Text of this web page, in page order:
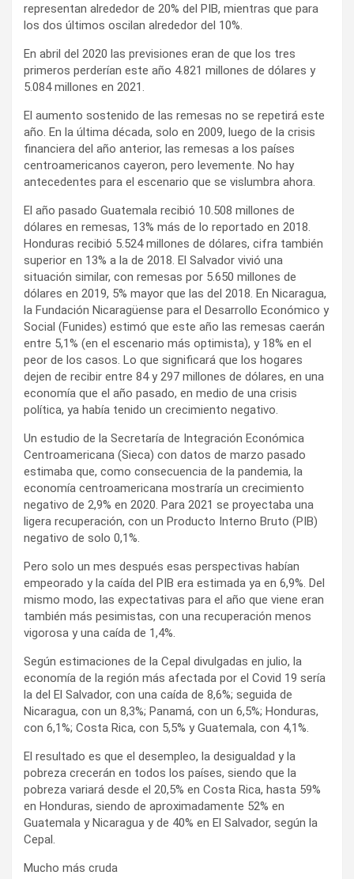
representan alrededor de 20% del PIB, mientras que para
los dos últimos oscilan alrededor del 10%.
En abril del 2020 las previsiones eran de que los tres
primeros perderían este año 4.821 millones de dólares y
5.084 millones en 2021.
El aumento sostenido de las remesas no se repetirá este
año. En la última década, solo en 2009, luego de la crisis
financiera del año anterior, las remesas a los países
centroamericanos cayeron, pero levemente. No hay
antecedentes para el escenario que se vislumbra ahora.
El año pasado Guatemala recibió 10.508 millones de
dólares en remesas, 13% más de lo reportado en 2018.
Honduras recibió 5.524 millones de dólares, cifra también
superior en 13% a la de 2018. El Salvador vivió una
situación similar, con remesas por 5.650 millones de
dólares en 2019, 5% mayor que las del 2018. En Nicaragua,
la Fundación Nicaragüense para el Desarrollo Económico y
Social (Funides) estimó que este año las remesas caerán
entre 5,1% (en el escenario más optimista), y 18% en el
peor de los casos. Lo que significará que los hogares
dejen de recibir entre 84 y 297 millones de dólares, en una
economía que el año pasado, en medio de una crisis
política, ya había tenido un crecimiento negativo.
Un estudio de la Secretaría de Integración Económica
Centroamericana (Sieca) con datos de marzo pasado
estimaba que, como consecuencia de la pandemia, la
economía centroamericana mostraría un crecimiento
negativo de 2,9% en 2020. Para 2021 se proyectaba una
ligera recuperación, con un Producto Interno Bruto (PIB)
negativo de solo 0,1%.
Pero solo un mes después esas perspectivas habían
empeorado y la caída del PIB era estimada ya en 6,9%. Del
mismo modo, las expectativas para el año que viene eran
también más pesimistas, con una recuperación menos
vigorosa y una caída de 1,4%.
Según estimaciones de la Cepal divulgadas en julio, la
economía de la región más afectada por el Covid 19 sería
la del El Salvador, con una caída de 8,6%; seguida de
Nicaragua, con un 8,3%; Panamá, con un 6,5%; Honduras,
con 6,1%; Costa Rica, con 5,5% y Guatemala, con 4,1%.
El resultado es que el desempleo, la desigualdad y la
pobreza crecerán en todos los países, siendo que la
pobreza variará desde el 20,5% en Costa Rica, hasta 59%
en Honduras, siendo de aproximadamente 52% en
Guatemala y Nicaragua y de 40% en El Salvador, según la
Cepal.
Mucho más cruda